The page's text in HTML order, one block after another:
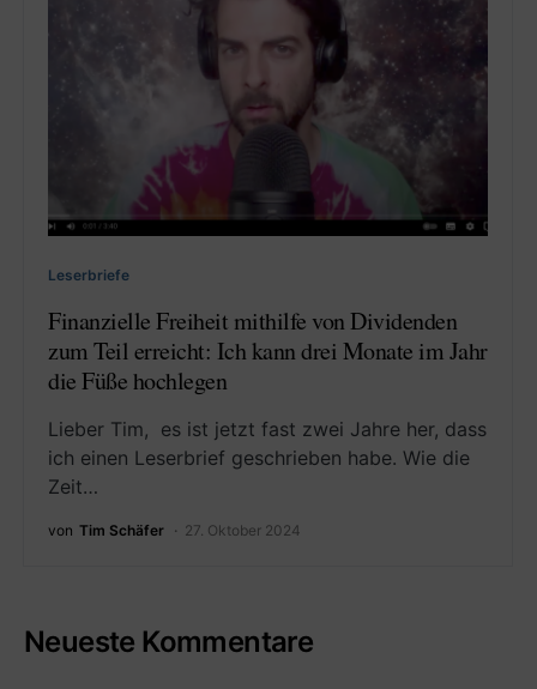
Leserbriefe
Finanzielle Freiheit mithilfe von Dividenden
zum Teil erreicht: Ich kann drei Monate im Jahr
die Füße hochlegen
Lieber Tim, es ist jetzt fast zwei Jahre her, dass
ich einen Leserbrief geschrieben habe. Wie die
Zeit…
von Tim Schäfer 27. Oktober 2024
Neueste Kommentare